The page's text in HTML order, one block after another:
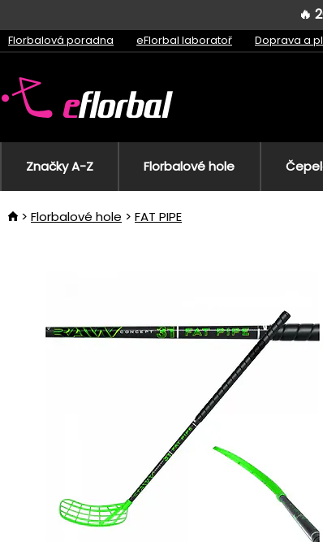
🔥
Florbalová poradna eFlorbal laboratoř Doprava a
Značky A-Z Florbalové hole
Florbalové hole FAT PIPE